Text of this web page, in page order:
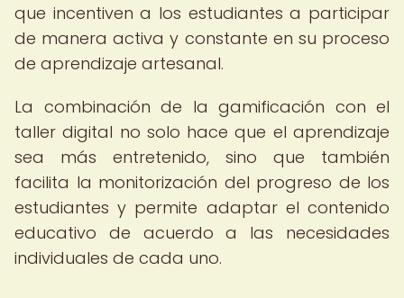
que incentiven a los estudiantes a participar
de manera activa y constante en su proceso
de aprendizaje artesanal.
La combinación de la gamificación con el
taller digital no solo hace que el aprendizaje
sea más entretenido, sino que también
facilita la monitorización del progreso de los
estudiantes y permite adaptar el contenido
educativo de acuerdo a las necesidades
individuales de cada uno.